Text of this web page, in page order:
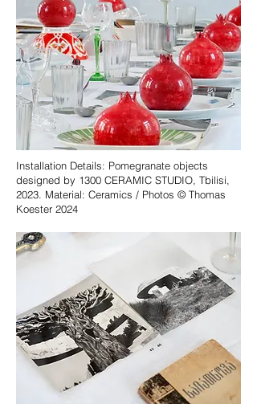
Installation Details: Pomegranate objects
designed by 1300 CERAMIC STUDIO, Tbilisi,
2023. Material: Ceramics / Photos © Thomas
Koester 2024